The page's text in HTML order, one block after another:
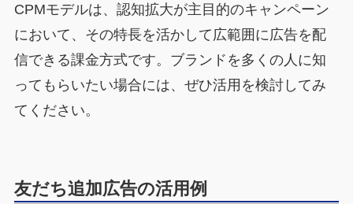
CPMモデルは、認知拡大が主目的のキャンペーン
において、その特長を活かして広範囲に広告を配
信できる課金方式です。ブランドを多くの人に知
ってもらいたい場合には、ぜひ活用を検討してみ
てください。
友だち追加広告の活用例